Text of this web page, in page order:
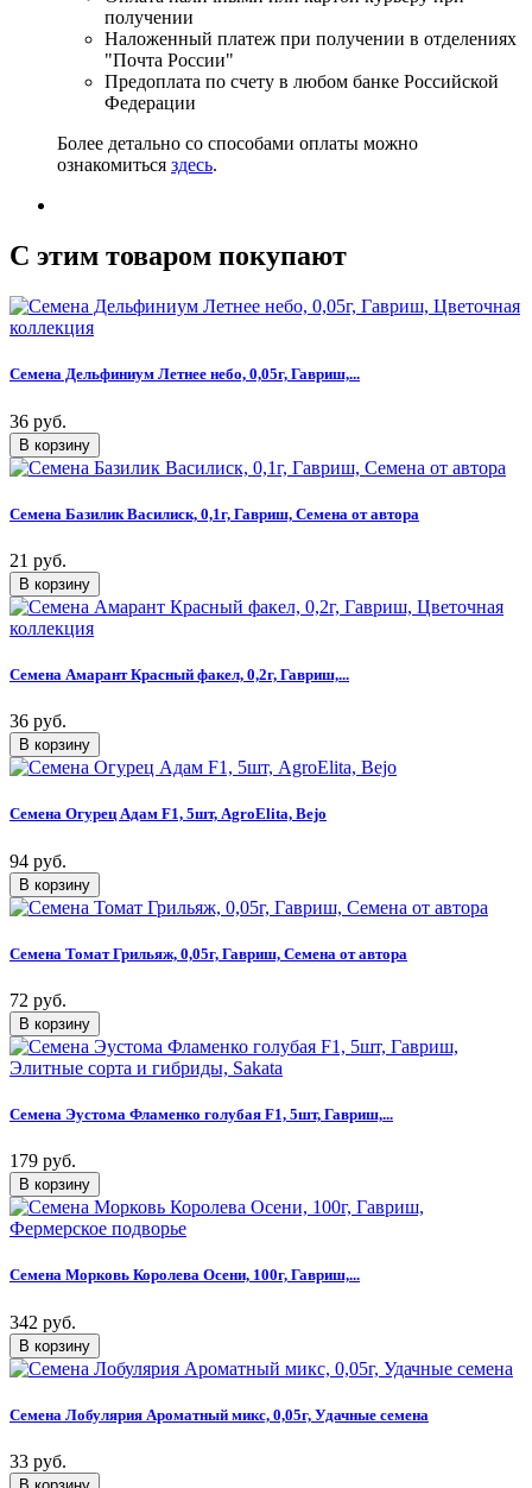
получении
Наложенный платеж при получении в отделениях
"Почта России"
Предоплата по счету в любом банке Российской
Федерации
Более детально со способами оплаты можно
ознакомиться здесь.
C этим товаром покупают
Семена Дельфиниум Летнее небо, 0,05г, Гавриш,...
36 руб.
Семена Базилик Василиск, 0,1г, Гавриш, Семена от автора
21 руб.
Семена Амарант Красный факел, 0,2г, Гавриш,...
36 руб.
Семена Огурец Адам F1, 5шт, AgroElita, Bejo
94 руб.
Семена Томат Грильяж, 0,05г, Гавриш, Семена от автора
72 руб.
Семена Эустома Фламенко голубая F1, 5шт, Гавриш,...
179 руб.
Семена Морковь Королева Осени, 100г, Гавриш,...
342 руб.
Семена Лобулярия Ароматный микс, 0,05г, Удачные семена
33 руб.